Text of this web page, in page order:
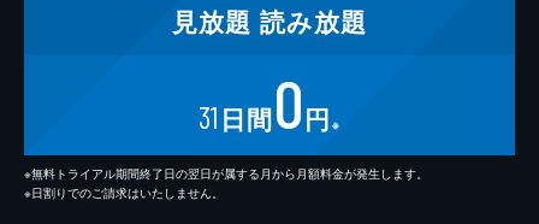
見放題 読み放題
31 日間0円 ※
※無料トライアル期間終了日の翌日が属する月から月額料金が発生します。
※日割りでのご請求はいたしません。